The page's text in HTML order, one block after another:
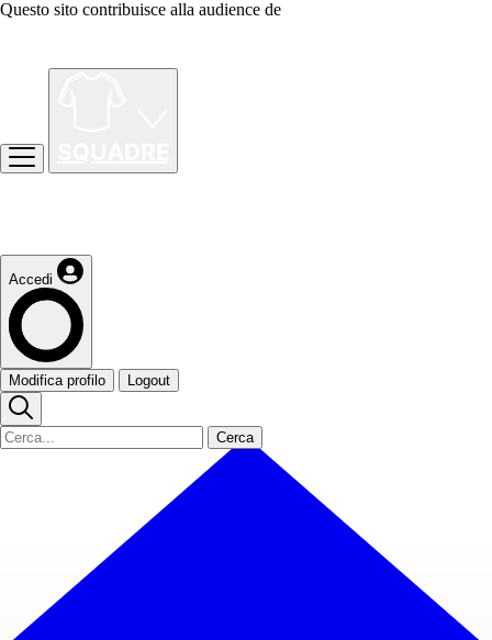
Questo sito contribuisce alla audience de
Accedi
Modifica profilo Logout
Cerca